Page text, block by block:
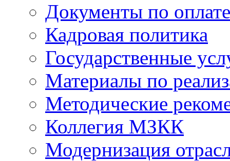
Документы по
Кадровая политика
Государственные
Материалы по
Методические
Коллегия МЗКК
Модернизация